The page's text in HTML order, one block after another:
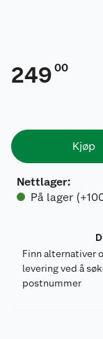
249 00
Kjøp
Nettlager:
På lager
Finn alternativer
levering ved å
postnummer